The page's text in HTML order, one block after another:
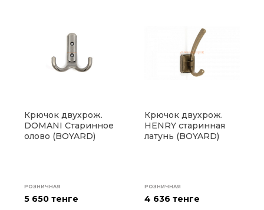
Крючок двухрож.
DOMANI Cтаринное
олово (BOYARD)
РОЗНИЧНАЯ
5 650 тенге
Крючок двухрож.
HENRY старинная
латунь (BOYARD)
РОЗНИЧНАЯ
4 636 тенге